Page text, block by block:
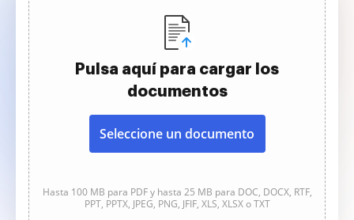
Pulsa aquí para cargar los
documentos
Seleccione un documento
Hasta 100 MB para PDF y hasta 25 MB para DOC, DOCX, RTF,
PPT, PPTX, JPEG, PNG, JFIF, XLS, XLSX o TXT